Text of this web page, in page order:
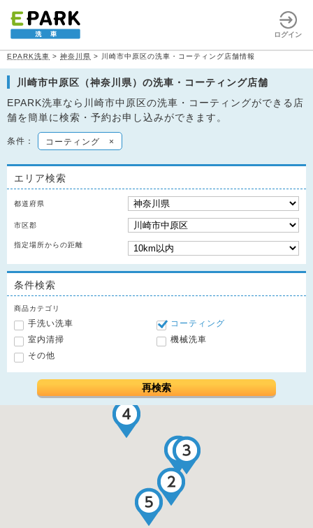
ログイン
EPARK洗車 > 神奈川県 > 川崎市中原区の洗車・コーティング店舗情報
川崎市中原区（神奈川県）の洗車・コーティング店舗
EPARK洗車なら川崎市中原区の洗車・コーティングができる店
舗を簡単に検索・予約お申し込みができます。
条件： コーティング ×
エリア検索
都道府県
市区郡
指定場所からの距離
条件検索
商品カテゴリ
手洗い洗車
コーティング
室内清掃
機械洗車
その他
再検索